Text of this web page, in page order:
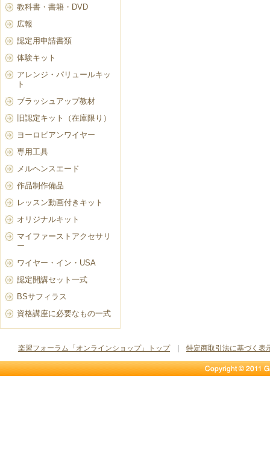
教科書・書籍・DVD
広報
認定用申請書類
体験キット
アレンジ・パリュールキッ
ト
ブラッシュアップ教材
旧認定キット（在庫限り）
ヨーロピアンワイヤー
専用工具
メルヘンスエード
作品制作備品
レッスン動画付きキット
オリジナルキット
マイファーストアクセサリ
ー
ワイヤー・イン・USA
認定開講セット一式
BSサフィラス
資格講座に必要なもの一式
楽習フォーラム「オンラインショップ」トップ| 特定商取引法に基づく表